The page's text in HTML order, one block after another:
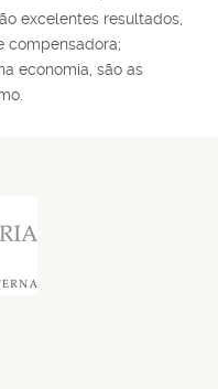
excelentes resultados,
compensadora;
economia, são as